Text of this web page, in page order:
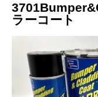
ラーコート